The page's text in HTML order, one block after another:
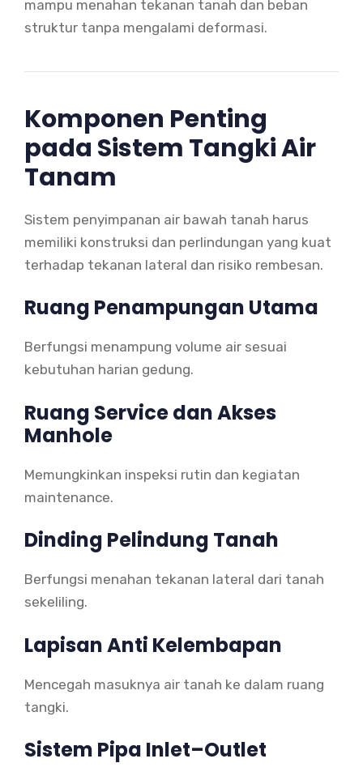
mampu menahan tekanan tanah dan beban
struktur tanpa mengalami deformasi.
Komponen Penting
pada Sistem Tangki Air
Tanam
Sistem penyimpanan air bawah tanah harus
memiliki konstruksi dan perlindungan yang kuat
terhadap tekanan lateral dan risiko rembesan.
Ruang Penampungan Utama
Berfungsi menampung volume air sesuai
kebutuhan harian gedung.
Ruang Service dan Akses
Manhole
Memungkinkan inspeksi rutin dan kegiatan
maintenance.
Dinding Pelindung Tanah
Berfungsi menahan tekanan lateral dari tanah
sekeliling.
Lapisan Anti Kelembapan
Mencegah masuknya air tanah ke dalam ruang
tangki.
Sistem Pipa Inlet–Outlet